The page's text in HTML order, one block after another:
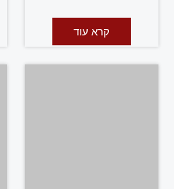
קרא עוד